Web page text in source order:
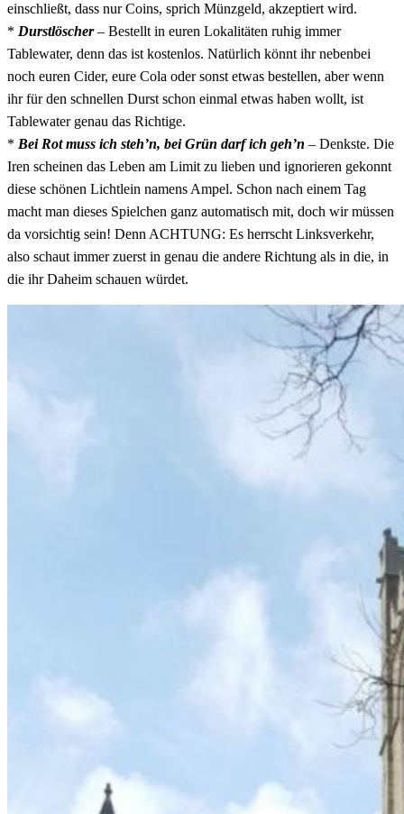
einschließt, dass nur Coins, sprich Münzgeld, akzeptiert wird.
* Durstlöscher– Bestellt in euren Lokalitäten ruhig immer
Tablewater, denn das ist kostenlos. Natürlich könnt ihr nebenbei
noch euren Cider, eure Cola oder sonst etwas bestellen, aber wenn
ihr für den schnellen Durst schon einmal etwas haben wollt, ist
Tablewater genau das Richtige.
* Bei Rot muss ich steh’n, bei Grün darf ich geh’n – Denkste. Die
Iren scheinen das Leben am Limit zu lieben und ignorieren gekonnt
diese schönen Lichtlein namens Ampel. Schon nach einem Tag
macht man dieses Spielchen ganz automatisch mit, doch wir müssen
da vorsichtig sein! Denn ACHTUNG: Es herrscht Linksverkehr,
also schaut immer zuerst in genau die andere Richtung als in die, in
die ihr Daheim schauen würdet.